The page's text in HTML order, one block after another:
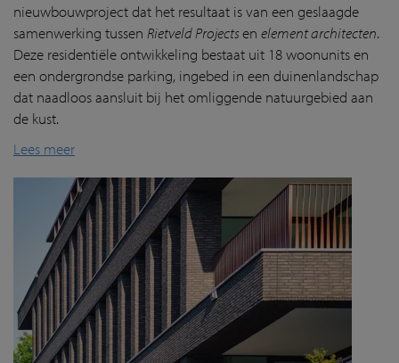
nieuwbouwproject dat het resultaat is van een geslaagde
samenwerking tussen Rietveld Projectsen element architecten.
Deze residentiële ontwikkeling bestaat uit 18 woonunits en
een ondergrondse parking, ingebed in een duinenlandschap
dat naadloos aansluit bij het omliggende natuurgebied aan
de kust.
Lees meer